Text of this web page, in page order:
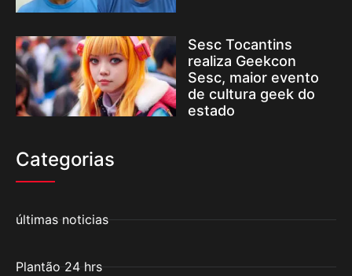
Sesc Tocantins
realiza Geekcon
Sesc, maior evento
de cultura geek do
estado
Categorias
últimas noticias
Plantão 24 hrs